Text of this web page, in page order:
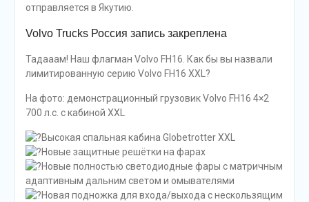
отправляется в Якутию.
Volvo Trucks Россия запись закреплена
Тадааам! Наш флагман Volvo FH16. Как бы вы назвали
лимитированную серию Volvo FH16 XXL?
На фото: демонстрационный грузовик Volvo FH16 4×2
700 л.с. с кабиной XXL
Высокая спальная кабина Globetrotter XXL
Новые защитные решётки на фарах
Новые полностью светодиодные фары с матричным
адаптивным дальним светом и омывателями
Новая подножка для входа/выхода с нескользящим